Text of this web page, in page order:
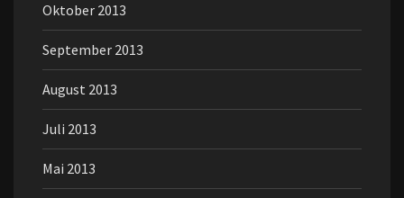
Oktober 2013
September 2013
August 2013
Juli 2013
Mai 2013